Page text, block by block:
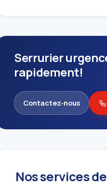
Serrurier
rapidement!
Contactez‑nous
Nos services